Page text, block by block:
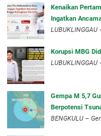
‎Kenaikan
Ingatkan
Korupsi MBG
Gempa M 5,7
Berpotensi
BENGKULU –